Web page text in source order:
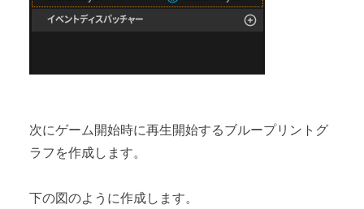
次にゲーム開始時に再生開始するブループリントグ
ラフを作成します。
下の図のように作成します。